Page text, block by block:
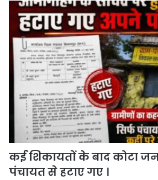
कई शिकायतों के बाद कोटा
पंचायत से हटाए गए ।